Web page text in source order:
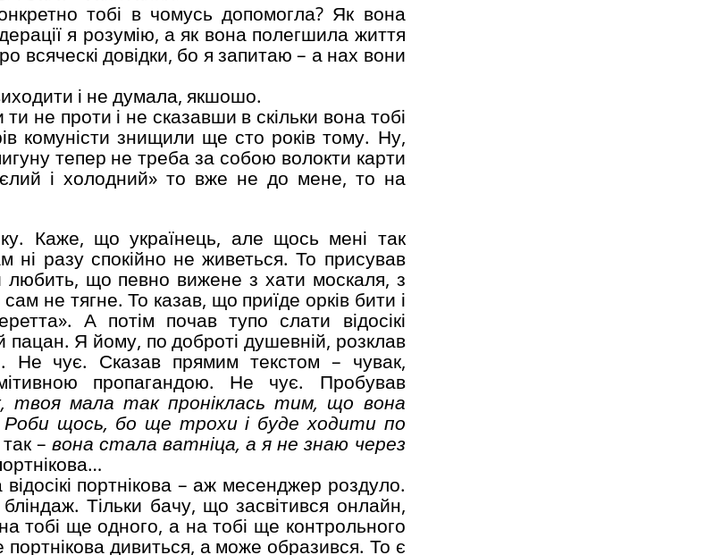
тобі в чомусь допомогла? Як вона
я розумію, а як вона полегшила життя
всяческі довідки, бо я запитаю – а нах вони
і не думала, якшошо.
не проти і не сказавши в скільки вона тобі
комуністи знищили ще сто років тому. Ну,
тепер не треба за собою волокти карти
і холодний» то вже не до мене, то на
Каже, що українець, але щось мені так
разу спокійно не живеться. То присував
любить, що певно вижене з хати москаля, з
не тягне. То казав, що приїде орків бити і
А потім почав тупо слати відосікі
пацан. Я йому, по доброті душевній, розклав
Не чує. Сказав прямим текстом – чувак,
пропагандою. Не чує. Пробував
твоя мала так проніклась тим, що вона
Роби щось, бо ще трохи і буде ходити по
–вона стала ватніца, а я не знаю через
портнікова – аж месенджер роздуло.
Тільки бачу, що засвітився онлайн,
тобі ще одного, а на тобі ще контрольного
дивиться, а може образився. То є